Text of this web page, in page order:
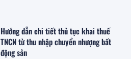
Hướng dẫn chi tiết thủ tục khai thuế
TNCN từ thu nhập chuyển nhượng bất
động sản